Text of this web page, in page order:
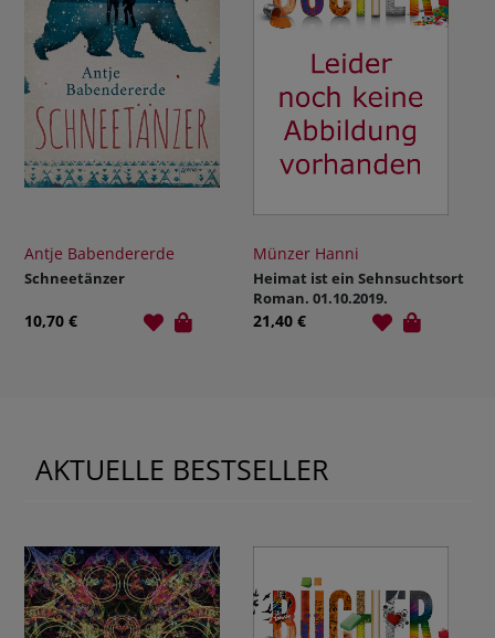
Antje Babendererde
Schneetänzer
10,70 €
Münzer Hanni
Heimat ist ein Sehnsuchtsort
Roman. 01.10.2019.
21,40 €
AKTUELLE BESTSELLER